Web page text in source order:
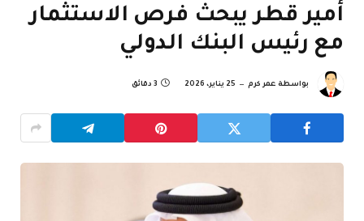
أمير قطر يبحث فرص الاستثمار
مع رئيس البنك الدولي
بواسطة عمر كرم 25 يناير، 2026 3 دقائق